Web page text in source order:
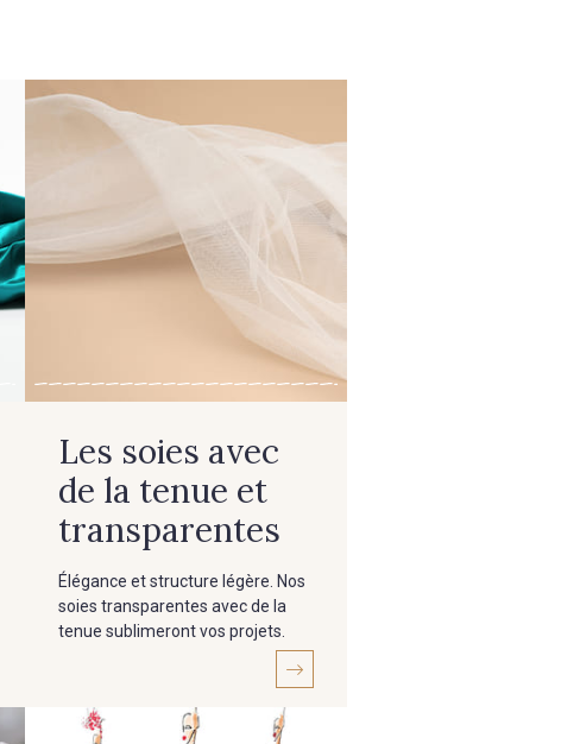
Les soies avec
de la tenue et
transparentes
Élégance et structure légère. Nos
soies transparentes avec de la
tenue sublimeront vos projets.